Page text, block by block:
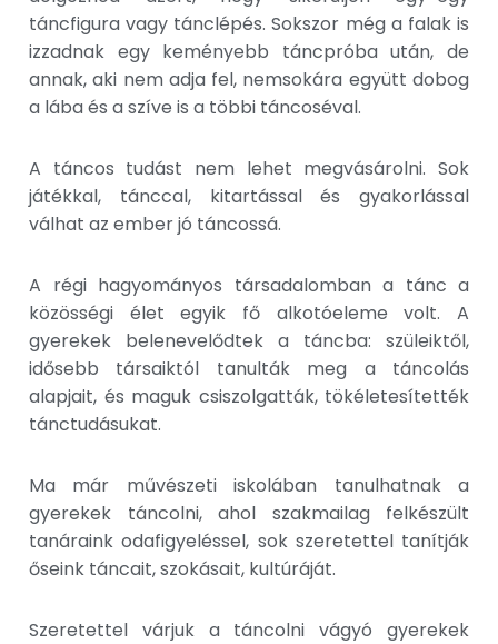
táncfigura vagy tánclépés. Sokszor még a falak is
izzadnak egy keményebb táncpróba után, de
annak, aki nem adja fel, nemsokára együtt dobog
a lába és a szíve is a többi táncoséval.
A táncos tudást nem lehet megvásárolni. Sok
játékkal, tánccal, kitartással és gyakorlással
válhat az ember jó táncossá.
A régi hagyományos társadalomban a tánc a
közösségi élet egyik fő alkotóeleme volt. A
gyerekek belenevelődtek a táncba: szüleiktől,
idősebb társaiktól tanulták meg a táncolás
alapjait, és maguk csiszolgatták, tökéletesítették
tánctudásukat.
Ma már művészeti iskolában tanulhatnak a
gyerekek táncolni, ahol szakmailag felkészült
tanáraink odafigyeléssel, sok szeretettel tanítják
őseink táncait, szokásait, kultúráját.
Szeretettel várjuk a táncolni vágyó gyerekek